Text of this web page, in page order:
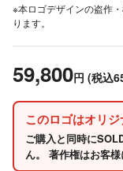
※本ロゴデザインの盗作
ります。
59,800円 (税込
このロゴはオリ
ご購入と同時に
ん。 著作権はお客様